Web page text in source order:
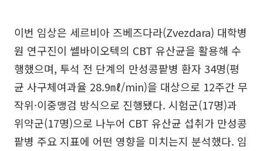
이번 임상은 세르비아 즈베즈다라(Zvezdara) 대학병
원 연구진이 쎌바이오텍의 CBT 유산균을 활용해 수
행했으며, 투석 전 단계의 만성콩팥병 환자 34명(평
균 사구체여과율 28.9㎖/min)을 대상으로 12주간 무
작위·이중맹검 방식으로 진행됐다. 시험군(17명)과
위약군(17명)으로 나누어 CBT 유산균 섭취가 만성콩
팥병 주요 지표에 어떤 영향을 미치는지 분석했다. 임